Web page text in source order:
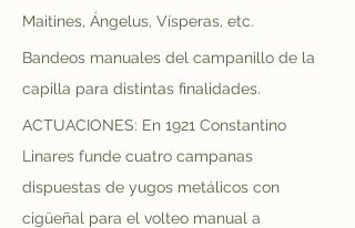
Maitines, Ángelus, Vísperas, etc.
Bandeos manuales del campanillo de la
capilla para distintas finalidades.
ACTUACIONES: En 1921 Constantino
Linares funde cuatro campanas
dispuestas de yugos metálicos con
cigüeñal para el volteo manual a